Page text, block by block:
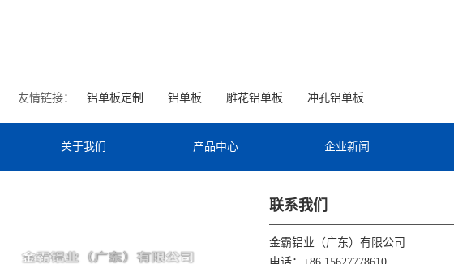
友情链接： 铝单板定制 铝单板 雕花铝单板 冲孔铝单板
关于我们 产品中心 企业新闻
联系我们
金霸铝业（广东）有限公司